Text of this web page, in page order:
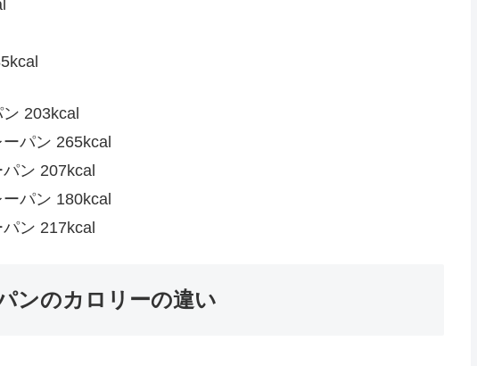
203kcal
パン 265kcal
ン 207kcal
パン 180kcal
ン 217kcal
ンのカロリーの違い